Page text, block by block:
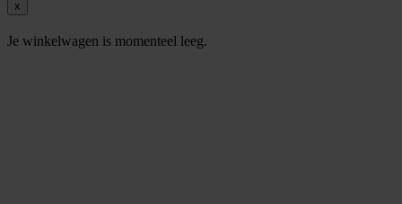
x
Je winkelwagen is momenteel leeg.